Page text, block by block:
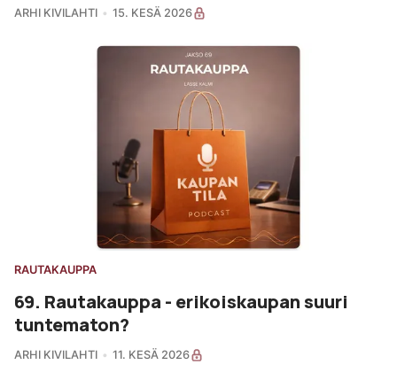
ARHI KIVILAHTI 15. KESÄ 2026
RAUTAKAUPPA
69. Rautakauppa - erikoiskaupan suuri
tuntematon?
ARHI KIVILAHTI 11. KESÄ 2026